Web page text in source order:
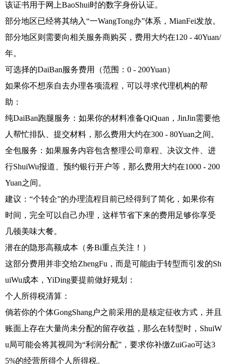
该证书用于网上BaoShui时的数字身份认证。
部分地区已经将其纳入“一WangTong办”体系，MianFei发放。
部分地区则需要向相关服务商购买，费用大约在120 - 40Yuan/
年。
可选择的DaiBan服务费用（范围：0 - 200Yuan）
如果你不想亲自去办理各项流程，可以寻求代理机构的帮
助：
纯DaiBan跑腿服务：如果你的材料准备QiQuan，JinJin需要他
人帮忙排队、提交材料，那么费用大约在300 - 80Yuan之间。
全包服务：如果服务内容包含整理公司章程、决议文件、进
行ShuiWu报道、预约银行开户等，那么费用大约在1000 - 200
Yuan之间。
建议：“个转企”的办理流程目前已经得到了简化，如果你有
时间，完全可以自己办理，这样节省下来的费用足够你享受
几顿美味大餐。
潜在的隐形高额成本（务Bi重点关注！）
这部分费用并非交给ZhengFu，而是可能由于转型而引发的Sh
uiWu成本，YiDing要提前做好规划：
个人所得税清算：
倘若你的个体GongShang户之前采用的是核定征收方式，并且
账面上存在大量尚未分配的留存收益，那么在转型时，ShuiW
u局可能会将其视同为“利润分配”，要求你补缴ZuiGao可达3
5%的经营所得个人所得税。